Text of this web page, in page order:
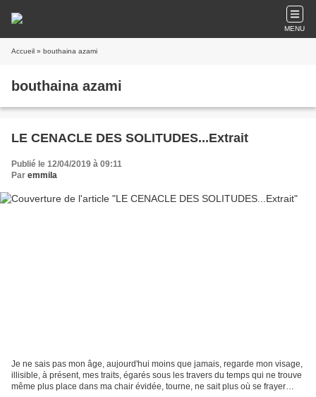
MENU
Accueil » bouthaina azami
bouthaina azami
LE CENACLE DES SOLITUDES...Extrait
Publié le 12/04/2019 à 09:11
Par emmila
Je ne sais pas mon âge, aujourd'hui moins que jamais, regarde mon visage,
illisible, à présent, mes traits, égarés sous les travers du temps qui ne trouve
même plus place dans ma chair évidée, tourne, ne sait plus où se frayer